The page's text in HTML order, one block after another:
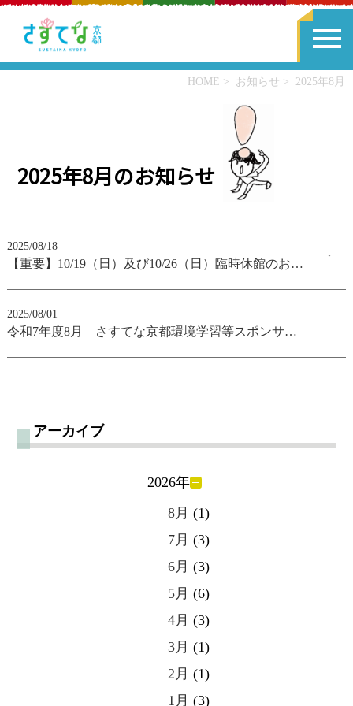
HOME お知らせ 2025年8月
2025年8月のお知らせ
2025/08/18
【重要】10/19（日）及び10/26（日）臨時休館のお知らせ
2025/08/01
令和7年度8月 さすてな京都環境学習等スポンサー制度 協賛企業様
アーカイブ
2026年
8月 (1)
7月 (3)
6月 (3)
5月 (6)
4月 (3)
3月 (1)
2月 (1)
1月 (3)